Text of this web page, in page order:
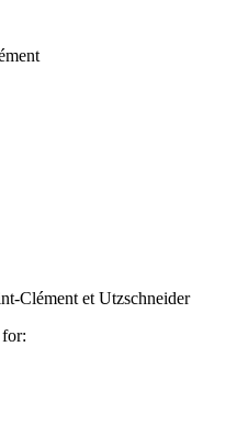
Clément et Utzschneider
for: